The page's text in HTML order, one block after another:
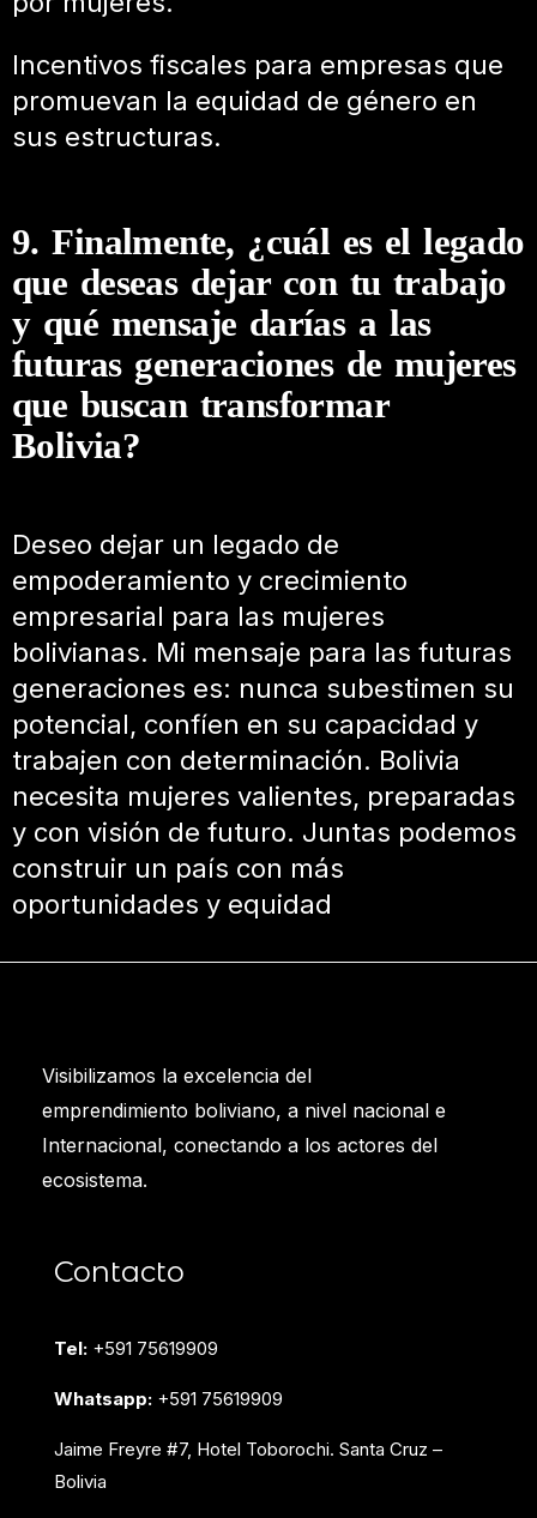
Incentivos fiscales para empresas que
promuevan la equidad de género en
sus estructuras.
9. Finalmente, ¿cuál es el legado
que deseas dejar con tu trabajo
y qué mensaje darías a las
futuras generaciones de mujeres
que buscan transformar
Bolivia?
Deseo dejar un legado de
empoderamiento y crecimiento
empresarial para las mujeres
bolivianas. Mi mensaje para las futuras
generaciones es: nunca subestimen su
potencial, confíen en su capacidad y
trabajen con determinación. Bolivia
necesita mujeres valientes, preparadas
y con visión de futuro. Juntas podemos
construir un país con más
oportunidades y equidad
Visibilizamos la excelencia del
emprendimiento boliviano, a nivel nacional e
Internacional, conectando a los actores del
ecosistema.
Contacto
Tel: +591 75619909
Whatsapp: +591 75619909
Jaime Freyre #7, Hotel Toborochi. Santa Cruz –
Bolivia